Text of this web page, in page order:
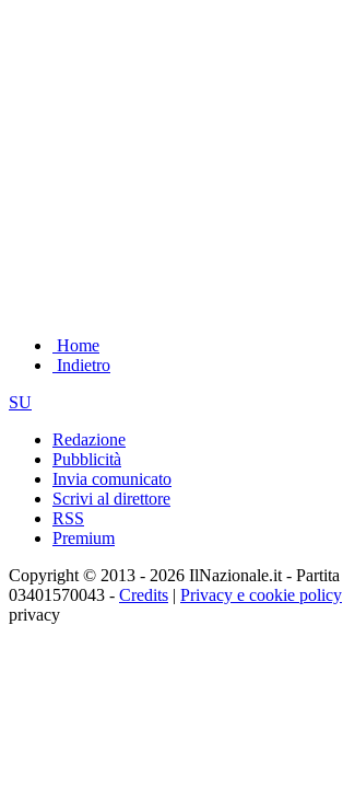
Home
Indietro
SU
Redazione
Pubblicità
Invia comunicato
Scrivi al direttore
RSS
Premium
Copyright © 2013 - 2026 IlNazionale.it -
03401570043 - Credits | Privacy e cookie policy
privacy